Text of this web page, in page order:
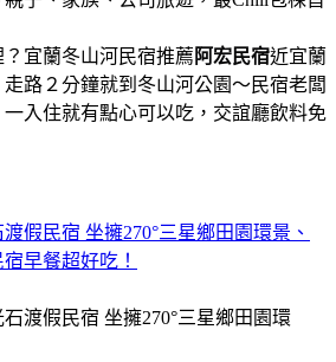
宜蘭冬山河民宿推薦 阿宏民宿近宜蘭
路２分鐘就到冬山河公園～民宿老闆
入住就有點心可以吃，交誼廳飲料免
假民宿 坐擁270°三星鄉田園環景、
早餐超好吃！